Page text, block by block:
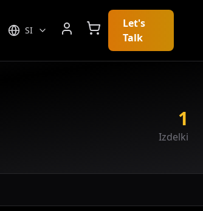
SI
Let's
Talk
1
Izdelki